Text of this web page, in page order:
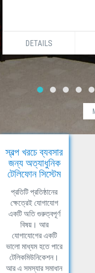
DETAILS
স্বল্প খরচে ব্যবসার
জন্য অত্যাধুনিক
টেলিফোন সিস্টেম
প্রতিটি প্রতিষ্ঠানের
ক্ষেত্রেই যোগাযোগ
একটি অতি গুরুত্বপূর্ণ
বিষয়। আর
যোগাযোগের একটি
ভালো মাধ্যম হতে পারে
টেলিকমিউনিকেশন।
আর এ সমস্যার সমাধান